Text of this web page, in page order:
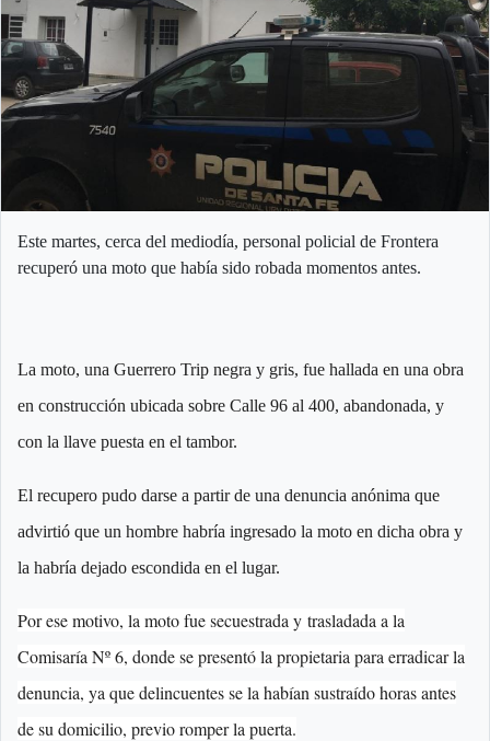
Este martes, cerca del mediodía, personal policial de Frontera
recuperó una moto que había sido robada momentos antes.
La moto, una Guerrero Trip negra y gris, fue hallada en una obra
en construcción ubicada sobre Calle 96 al 400, abandonada, y
con la llave puesta en el tambor.
El recupero pudo darse a partir de una denuncia anónima que
advirtió que un hombre habría ingresado la moto en dicha obra y
la habría dejado escondida en el lugar.
Por ese motivo, la moto fue secuestrada y trasladada a la
Comisaría Nº 6, donde se presentó la propietaria para erradicar la
denuncia, ya que delincuentes se la habían sustraído horas antes
de su domicilio, previo romper la puerta.